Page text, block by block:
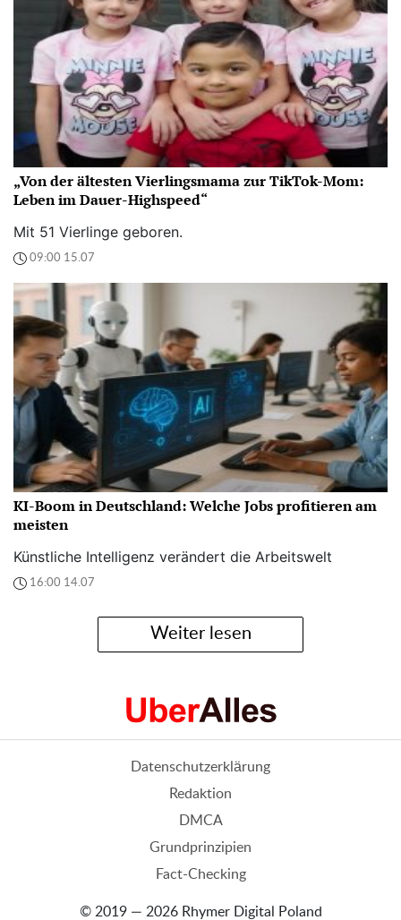
„Von der ältesten Vierlingsmama zur TikTok-Mom:
Leben im Dauer-Highspeed“
Mit 51 Vierlinge geboren.
09:00 15.07
KI-Boom in Deutschland: Welche Jobs profitieren am
meisten
Künstliche Intelligenz verändert die Arbeitswelt
16:00 14.07
Weiter lesen
Datenschutzerklärung
Redaktion
DMCA
Grundprinzipien
Fact-Checking
© 2019 — 2026 Rhymer Digital Poland